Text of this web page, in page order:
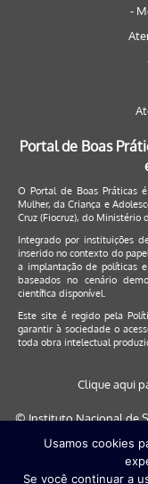
-
Portal de Boas
O Portal de Boas Práticas
Mulher, da Criança e
Cruz (Fiocruz), do Ministério
Integrado por instituições
inserido no contexto do
a implantação de políticas
baseados no cenário
científica disponível.
Este site é regido pela
garantir à sociedade o
toda obra intelectual
Clique aqui
© Instituto Nacional de
Este site será melhor
Usamos cookies
Se você continuar a